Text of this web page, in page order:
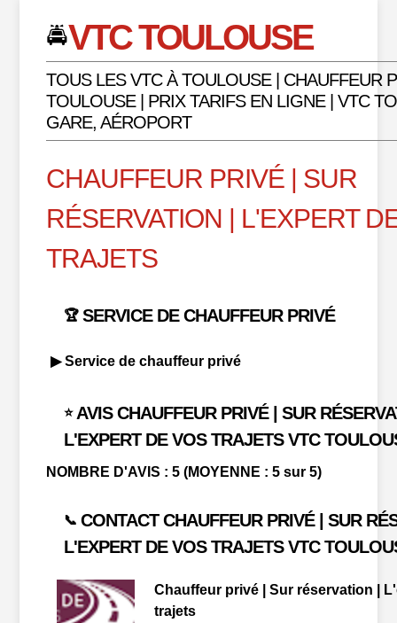
🚔VTC TOULOUSE
TOUS LES VTC À TOULOUSE | CHAUFFEUR
TOULOUSE | PRIX TARIFS EN LIGNE | VTC
GARE, AÉROPORT
CHAUFFEUR PRIVÉ | SUR
RÉSERVATION | L'EXPERT
TRAJETS
🏆SERVICE DE CHAUFFEUR PRIVÉ
▶ Service de chauffeur privé
⭐AVIS CHAUFFEUR PRIVÉ | SUR
L'EXPERT DE VOS TRAJETS VTC
NOMBRE D'AVIS : 5 (MOYENNE : 5 sur 5)
📞 CONTACT CHAUFFEUR PRIVÉ | SUR
L'EXPERT DE VOS TRAJETS VTC
Chauffeur privé | Sur réservation |
trajets